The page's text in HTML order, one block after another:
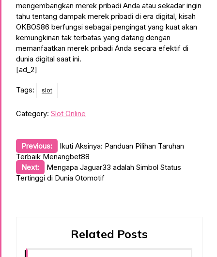
mengembangkan merek pribadi Anda atau sekadar ingin
tahu tentang dampak merek pribadi di era digital, kisah
OKBOS86 berfungsi sebagai pengingat yang kuat akan
kemungkinan tak terbatas yang datang dengan
memanfaatkan merek pribadi Anda secara efektif di
dunia digital saat ini.
[ad_2]
Tags: slot
Category: Slot Online
Post
navigation
Previous:
Ikuti Aksinya: Panduan Pilihan Taruhan
Terbaik Menangbet88
Next:
Mengapa Jaguar33 adalah Simbol Status
Tertinggi di Dunia Otomotif
Related Posts